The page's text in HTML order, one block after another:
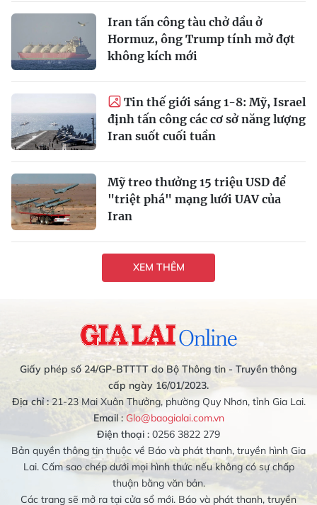
Iran tấn công tàu chở dầu ở
Hormuz, ông Trump tính mở đợt
không kích mới
Tin thế giới sáng 1-8: Mỹ, Israel
định tấn công các cơ sở năng lượng
Iran suốt cuối tuần
Mỹ treo thưởng 15 triệu USD để
"triệt phá" mạng lưới UAV của
Iran
XEM THÊM
Giấy phép số 24/GP-BTTTT do Bộ Thông tin - Truyền thông
cấp ngày 16/01/2023.
Địa chỉ :21-23 Mai Xuân Thưởng, phường Quy Nhơn, tỉnh Gia Lai.
Email : Glo@baogialai.com.vn
Điện thoại : 0256 3822 279
Bản quyền thông tin thuộc về Báo và phát thanh, truyền hình Gia
Lai. Cấm sao chép dưới mọi hình thức nếu không có sự chấp
thuận bằng văn bản.
Các trang sẽ mở ra tại cửa sổ mới. Báo và phát thanh, truyền